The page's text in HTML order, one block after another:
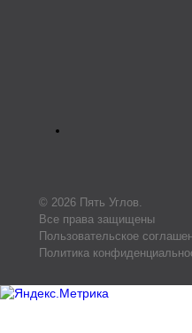
© 2026 Пять Углов.
Все права защищены
Пользовательское
Политика